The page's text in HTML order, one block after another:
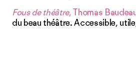
Fous de théâtre, Thomas
du beau théâtre. Accessible,